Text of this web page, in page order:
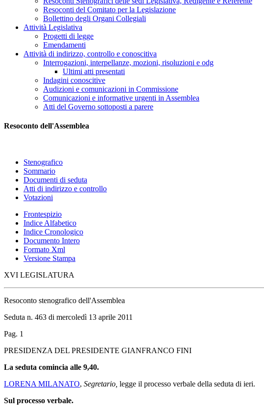
Resoconti del Comitato per la Legislazione
Bollettino degli Organi Collegiali
Attività Legislativa
Progetti di legge
Emendamenti
Attività di indirizzo, controllo e conoscitiva
Interrogazioni, interpellanze, mozioni, risoluzioni e odg
Ultimi atti presentati
Indagini conoscitive
Audizioni e comunicazioni in Commissione
Comunicazioni e informative urgenti in Assemblea
Atti del Governo sottoposti a parere
Resoconto dell'Assemblea
Stenografico
Sommario
Documenti di seduta
Atti di indirizzo e controllo
Votazioni
Frontespizio
Indice Alfabetico
Indice Cronologico
Documento Intero
Formato Xml
Versione Stampa
XVI LEGISLATURA
Resoconto stenografico dell'Assemblea
Seduta n. 463 di mercoledì 13 aprile 2011
Pag. 1
PRESIDENZA DEL PRESIDENTE GIANFRANCO FINI
La seduta comincia alle 9,40.
LORENA MILANATO, Segretario, legge il processo verbale della seduta di ieri.
Sul processo verbale.